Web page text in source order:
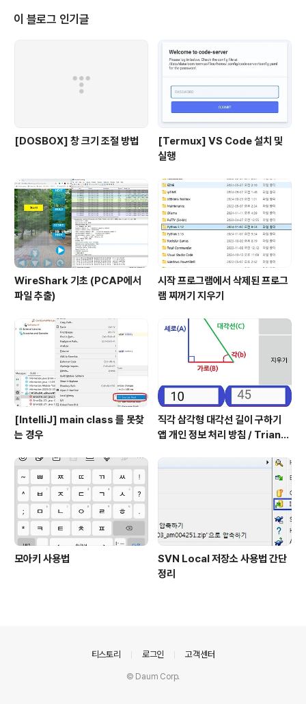
freecell 실행파일: 어떻게 만들었나 1. Class 다이어그램
2. GUI 설계 3... chobocho.tistory.com UI 해상도만
이 블로그 인기글
[DOSBOX] 창 크기 조절 방법
[Termux] VS Code 설치 및
실행
WireShark 기초 (PCAP에서
파일 추출)
시작 프로그램에서 삭제된 프로그
램 찌꺼기 지우기
[IntelliJ] main class 를 못찾
는 경우
직각 삼각형 대각선 길이 구하기
앱 개인 정보 처리 방침 / Triangl
cy
모아키 사용법
SVN Local 저장소 사용법 간단
정리
티스토리 로그인 고객센터
© Daum Corp.